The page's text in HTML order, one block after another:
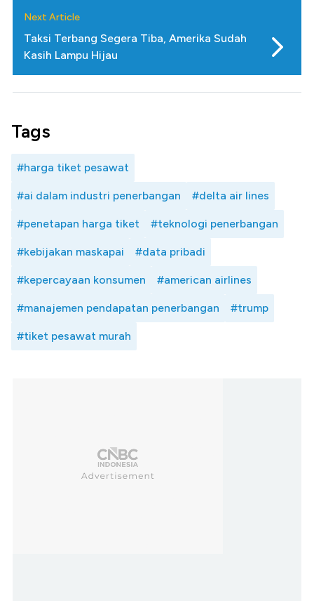
Next Article
Taksi Terbang Segera Tiba, Amerika Sudah
Kasih Lampu Hijau
Tags
#harga tiket pesawat
#ai dalam industri penerbangan #delta air lines
#penetapan harga tiket #teknologi penerbangan
#kebijakan maskapai #data pribadi
#kepercayaan konsumen #american airlines
#manajemen pendapatan penerbangan #trump
#tiket pesawat murah